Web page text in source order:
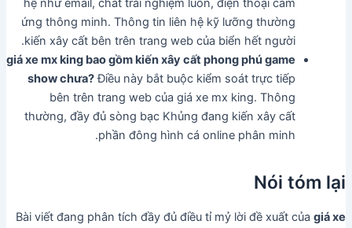
hệ như email, chat trải nghiệm luôn, điện thoại cảm
ứng thông minh. Thông tin liên hệ kỹ lưỡng thường
kiến xây cất bên trên trang web của biển hết người.
giá xe mx king bao gồm kiến xây cất phong phú game
show chưa?Điều này bắt buộc kiểm soát trực tiếp
bên trên trang web của giá xe mx king. Thông
thường, đầy đủ sòng bạc Khủng đang kiến xây cất
phần đông hình cá online phân minh.
Nói tóm lại
Bài viết đang phân tích đầy đủ điều tỉ mỷ lời đề xuất củagiá xe